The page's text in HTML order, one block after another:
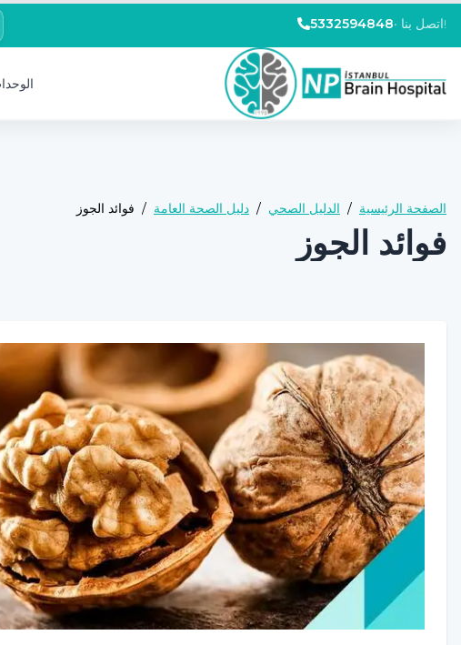
5332594848• اتصل بنا!
الصفحة الرئيسية / الدليل الصحي / دليل الصحة العامة / فوائد الجوز
فوائد الجوز